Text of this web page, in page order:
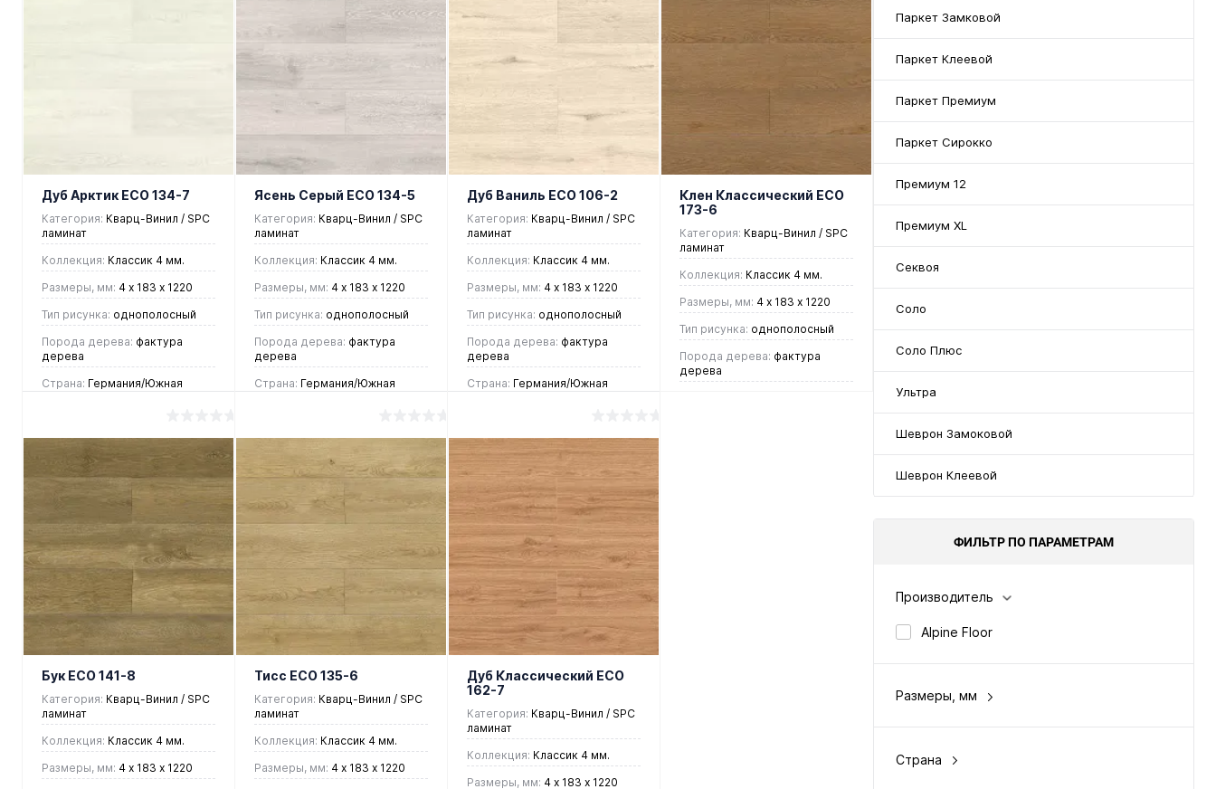
Паркет Замковой
Паркет Клеевой
Паркет Премиум
Паркет Сирокко
Премиум 12
Премиум XL
Секвоя
Соло
Соло Плюс
Ультра
Шеврон Замоковой
Шеврон Клеевой
ФИЛЬТР ПО ПАРАМЕТРАМ
Производитель
Alpine Floor
Размеры, мм
Страна
В корзину
Сравнение
В корзину
клик
Сравнение
избранное
наличии
В корзину
избранное
Дуб Арктик ЕСО 134-7
Категория: Кварц-Винил / SPC
ламинат
Коллекция: Классик 4 мм.
Размеры, мм: 4 х 183 х 1220
Тип рисунка: однополосный
Порода дерева: фактура
дерева
Страна: Германия/Южная
2 448 руб./ м2
В корзину
Купить в 1
клик
Сравнение
В
избранное
наличии
Ясень Серый ЕСО 134-5
Категория: Кварц-Винил / SPC
ламинат
Коллекция: Классик 4 мм.
Размеры, мм: 4 х 183 х 1220
Тип рисунка: однополосный
Порода дерева: фактура
дерева
Страна: Германия/Южная
2 448 руб./ м2
В корзину
Купить в 1
Сравнение
избранное
наличии
Дуб Ваниль ЕСО 106-2
Категория: Кварц-Винил / SPC
ламинат
Коллекция: Классик 4 мм.
Размеры, мм: 4 х 183 х 1220
Тип рисунка: однополосный
Порода дерева: фактура
дерева
Страна: Германия/Южная
2 448 руб./ м2
В корзину
Купить в 1
Сравнение
избранное
В
наличии
Клен Классический ЕСО
173-6
Категория: Кварц-Винил / SPC
ламинат
Коллекция: Классик 4 мм.
Размеры, мм: 4 х 183 х 1220
Тип рисунка: однополосный
Порода дерева: фактура
дерева
Бук ECO 141-8
Категория: Кварц-Винил / SPC
ламинат
Коллекция: Классик 4 мм.
Размеры, мм: 4 х 183 х 1220
Тисс ECO 135-6
Категория: Кварц-Винил / SPC
ламинат
Коллекция: Классик 4 мм.
Размеры, мм: 4 х 183 х 1220
Дуб Классический ЕСО
162-7
Категория: Кварц-Винил / SPC
ламинат
Коллекция: Классик 4 мм.
Размеры, мм: 4 х 183 х 1220